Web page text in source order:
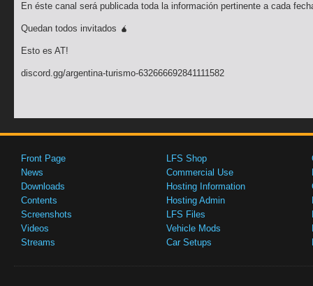
En éste canal será publicada toda la información pertinente a cada
Quedan todos invitados 🧉
Esto es AT!
discord.gg/argentina-turismo-632666692841111582
Front Page
News
Downloads
Contents
Screenshots
Videos
Streams
LFS Shop
Commercial Use
Hosting Information
Hosting Admin
LFS Files
Vehicle Mods
Car Setups